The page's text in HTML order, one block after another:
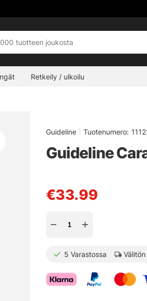
Retkeily / ulkoilu
Guideline Tuotenumero:
Guideline
€33.99
5 Varastossa